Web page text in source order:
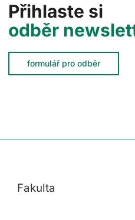
Přihlaste si
odběr
formulář pro odběr
Fakulta